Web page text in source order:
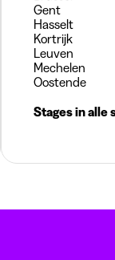
Gent
Hasselt
Kortrijk
Leuven
Mechelen
Oostende
Stages in alle